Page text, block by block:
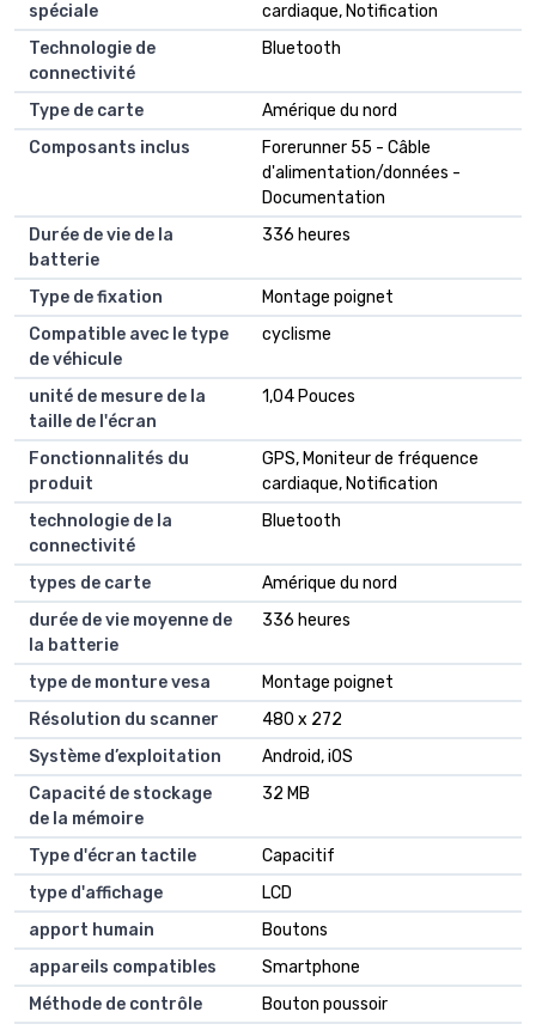
spéciale
cardiaque, Notification
Technologie de
connectivité
Bluetooth
Type de carte
Amérique du nord
Composants inclus
Forerunner 55 - Câble
d'alimentation/données -
Documentation
Durée de vie de la
batterie
336 heures
Type de fixation
Montage poignet
Compatible avec le type
de véhicule
cyclisme
unité de mesure de la
taille de l'écran
1,04 Pouces
Fonctionnalités du
produit
GPS, Moniteur de fréquence
cardiaque, Notification
technologie de la
connectivité
Bluetooth
types de carte
Amérique du nord
durée de vie moyenne de
la batterie
336 heures
type de monture vesa
Montage poignet
Résolution du scanner
480 x 272
Système d’exploitation
Android, iOS
Capacité de stockage
de la mémoire
32 MB
Type d'écran tactile
Capacitif
type d'affichage
LCD
apport humain
Boutons
appareils compatibles
Smartphone
Méthode de contrôle
Bouton poussoir